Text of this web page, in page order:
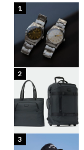
1
2
3